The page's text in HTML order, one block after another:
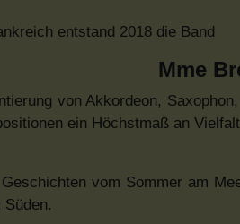
entstand 2018 die Band
Mme
von Akkordeon,
ein Höchstmaß an
vom Sommer am